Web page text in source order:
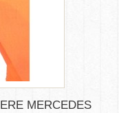
MERCEDES